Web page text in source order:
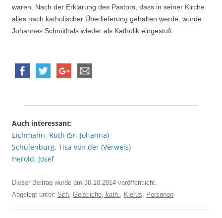
waren. Nach der Erklärung des Pastors, dass in seiner Kirche
alles nach katholischer Überlieferung gehalten werde, wurde
Johannes Schmithals wieder als Katholik eingestuft
Auch interessant:
Eichmann, Ruth (Sr. Johanna)
Schulenburg, Tisa von der (Verweis)
Herold, Josef
Dieser Beitrag wurde am 30.10.2014 veröffentlicht.
Abgelegt unter: Sch, Geistliche, kath., Klerus, Personen